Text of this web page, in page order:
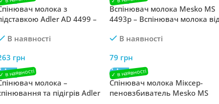
молока з
Adler AD 4499 –
Adler
В наявності
грн
Вспінювач молока Mesko MS
4493p – Вспінювач молока
В наявності
79 грн
молока –
та підігрів Adler
Спінювач молока Міксер-
пеновзбиватель Mesko MS